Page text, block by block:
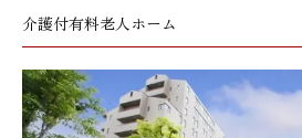
介護付有料老人ホーム